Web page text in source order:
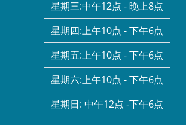
星期三:中午12点 - 晚上8点
星期四:上午10点 - 下午6点
星期五:上午10点 - 下午6点
星期六:上午10点 - 下午6点
星期日: 中午12点 -下午6点